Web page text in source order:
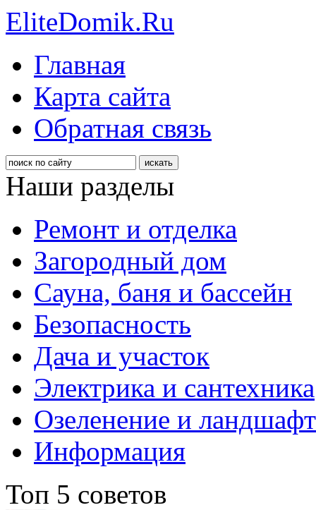
EliteDomik.Ru
Главная
Карта сайта
Обратная связь
Наши разделы
Ремонт и отделка
Загородный дом
Сауна, баня и бассейн
Безопасность
Дача и участок
Электрика и сантехника
Озеленение и
Информация
Топ 5 советов